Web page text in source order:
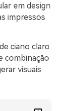
em design
impressos
ciano claro
combinação
visuais